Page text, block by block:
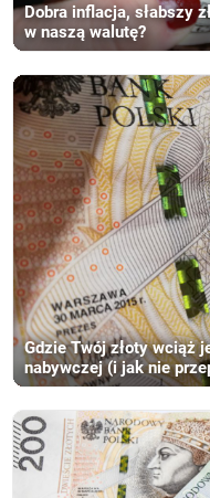
Dobra inflacja, słabszy
w naszą walutę?
Gdzie Twój złoty wciąż
nabywczej (i jak nie